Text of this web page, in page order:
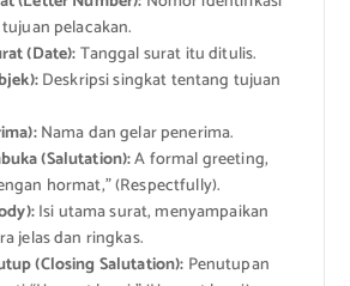
pelacakan.
(Date):Tanggal surat itu ditulis.
Deskripsi singkat tentang tujuan
Nama dan gelar penerima.
(Salutation):A formal greeting,
hormat,” (Respectfully).
Isi utama surat, menyampaikan
jelas dan ringkas.
(Closing Salutation): Penutupan